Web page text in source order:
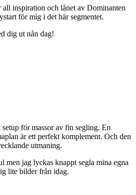
inspiration och lånet av Dominanten
för mig i det här segmentet.
dig ut nån dag!
för massor av fin segling. En
är ett perfekt komplement. Och den
utmaning.
men jag lyckas knappt segla mina egna
lite bilder från idag.